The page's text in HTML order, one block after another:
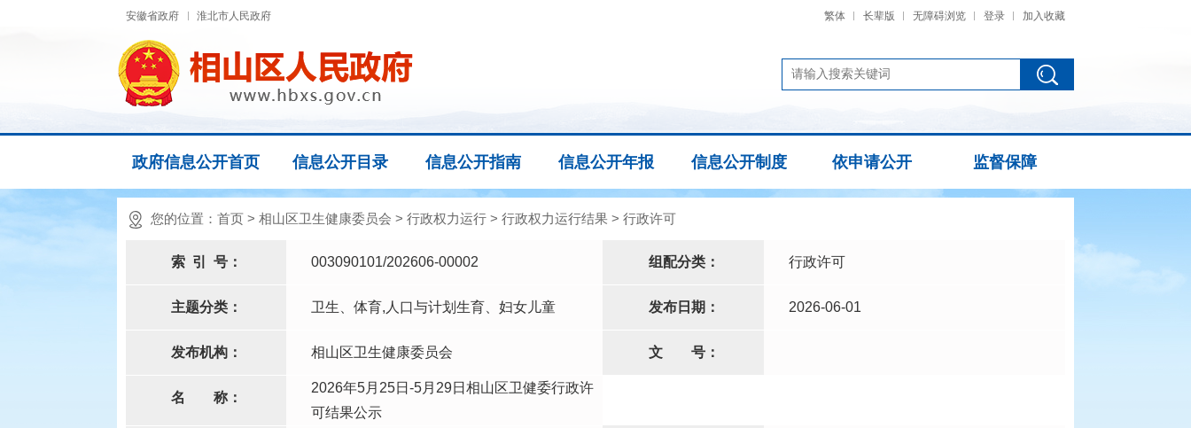
安徽省政府 淮北市人民政府 繁体 长辈版 无障碍浏览 登录 加入收藏
政府信息公开首页 信息公开目录 信息公开指南 信息公开年报 信息公开制度 依申请公开 监督保障
您的位置： 首页 > 相山区卫生健康委员会 > 行政权力运行 > 行政权力运行结果 > 行政许可
索 引 号： 003090101/202606-00002 组配分类： 行政许可
主题分类： 卫生、体育,人口与计划生育、妇女儿童 发布日期： 2026-06-01
发布机构： 相山区卫生健康委员会 文 号：
名 称：
2026年5月25日-5月29日相山区卫健委行政许
可结果公示